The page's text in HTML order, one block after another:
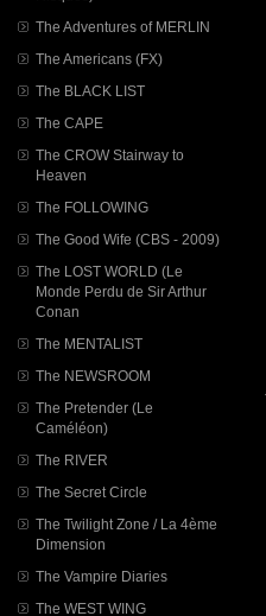
The Adventures of MERLIN
The Americans (FX)
The BLACK LIST
The CAPE
The CROW Stairway to
Heaven
The FOLLOWING
The Good Wife (CBS - 2009)
The LOST WORLD (Le
Monde Perdu de Sir Arthur
Conan
The MENTALIST
The NEWSROOM
The Pretender (Le
Caméléon)
The RIVER
The Secret Circle
The Twilight Zone / La 4ème
Dimension
The Vampire Diaries
The WEST WING